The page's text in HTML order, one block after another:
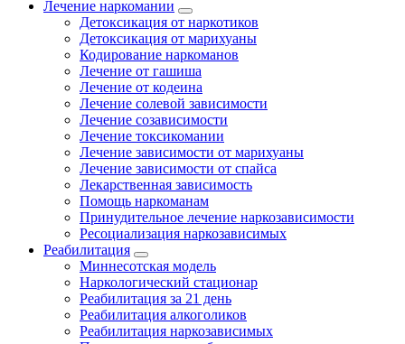
Лечение наркомании
Детоксикация от наркотиков
Детоксикация от марихуаны
Кодирование наркоманов
Лечение от гашиша
Лечение от кодеина
Лечение солевой зависимости
Лечение созависимости
Лечение токсикомании
Лечение зависимости от марихуаны
Лечение зависимости от спайса
Лекарственная зависимость
Помощь наркоманам
Принудительное лечение наркозависимости
Ресоциализация наркозависимых
Реабилитация
Миннесотская модель
Наркологический стационар
Реабилитация за 21 день
Реабилитация алкоголиков
Реабилитация наркозависимых